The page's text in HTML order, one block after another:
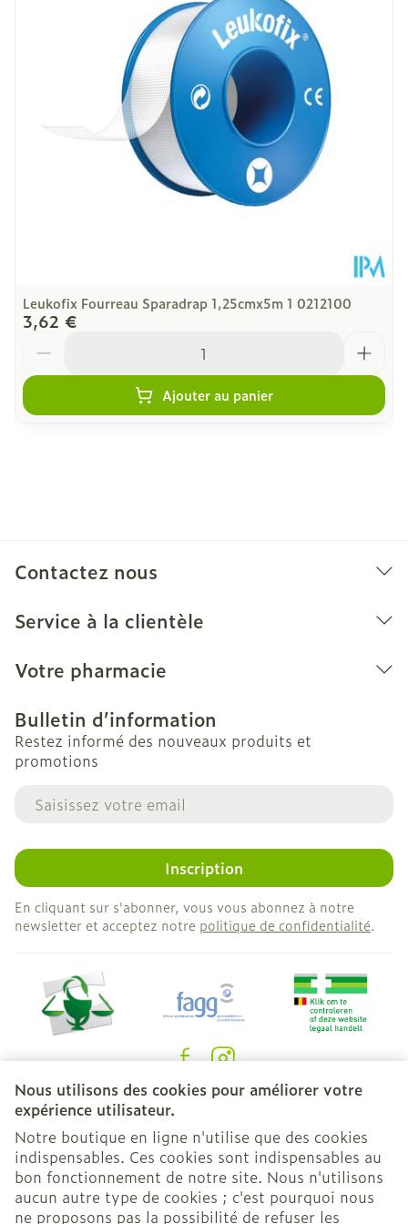
Nous utilisons des cookies pour améliorer votre
expérience utilisateur.
Notre boutique en ligne n'utilise que des cookies
indispensables. Ces cookies sont indispensables au
bon fonctionnement de notre site. Nous n'utilisons
aucun autre type de cookies ; c'est pourquoi nous
ne proposons pas la possibilité de refuser les
1 p/s
Préservation
Température ambiante (15°C -
25°C)
Leukofix Fourreau Sparadrap 1,25cmx5m 1 0212100
3,62 €
Ajouter au panier
Contactez nous
Service à la clientèle
Votre pharmacie
Bulletin d’information
Restez informé des nouveaux produits et
promotions
Adresse mail
Inscription
En cliquant sur s'abonner, vous vous abonnez à notre
newsletter et acceptez notre politique de confidentialité.
Liens légaux